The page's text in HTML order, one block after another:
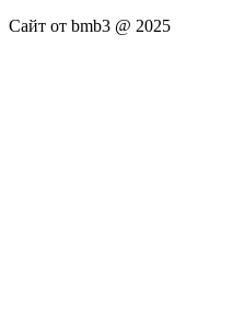
Сайт от bmb3 @ 2025